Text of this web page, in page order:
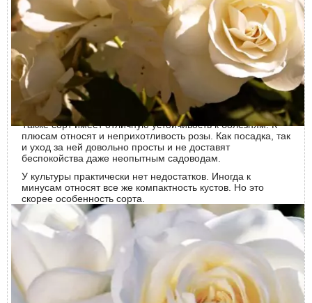
Как и все представители розового семейства, сорт
Болеро имеет и плюсы, и минусы. К преимуществам
относят то, что кусты очень хорошо будут расти как на
солнце, так и в полутени, и это не повлияет на красивый
внешний вид цветков: их лепестки не будут выгорать под
солнцем, и бутоны не потеряют форму. Роза Болеро
отличается довольно высокой морозостойкостью.
Относится к 6 зоне зимостойкости по классификации
USDA, выдерживает понижение температуры от от -23°С
до -18°С.
Также сорт имеет отличную устойчивость к болезням. К
плюсам относят и неприхотливость розы. Как посадка, так
и уход за ней довольно просты и не доставят
беспокойства даже неопытным садоводам.
У культуры практически нет недостатков. Иногда к
минусам относят все же компактность кустов. Но это
скорее особенность сорта.
Особенности цветения
Болеро относится к повторноцветущим розам.
Продолжительность цветения длительная – роза
зацветает в июне, а потом цветет непрерывно до поздней
осени. При этом на одном кусте могут одновременно
находиться в цветущем состоянии более сотни белых
бутонов.